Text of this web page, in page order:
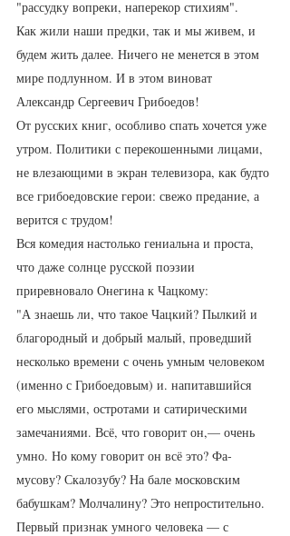
"рассудку вопреки, наперекор стихиям".
Как жили наши предки, так и мы живем, и
будем жить далее. Ничего не менется в этом
мире подлунном. И в этом виноват
Александр Сергеевич Грибоедов!
От русских книг, особливо спать хочется уже
утром. Политики с перекошенными лицами,
не влезающими в экран телевизора, как будто
все грибоедовские герои: свежо предание, а
верится с трудом!
Вся комедия настолько гениальна и проста,
что даже солнце русской поэзии
приревновало Онегина к Чацкому:
"А знаешь ли, что такое Чацкий? Пылкий и
благородный и добрый малый, проведший
несколько времени с очень ум­ным человеком
(именно с Грибоедовым) и. напитавшийся
его мыслями, остротами и сатирическими
замечаниями. Всё, что говорит он,— очень
умно. Но кому говорит он всё это? Фа­
мусову? Скалозубу? На бале московским
бабушкам? Молча­лину? Это непростительно.
Первый признак умного человека — с